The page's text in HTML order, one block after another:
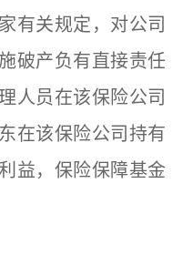
有关规定，对公司
破产负有直接责任
人员在该保险公司
在该保险公司持有
益，保险保障基金